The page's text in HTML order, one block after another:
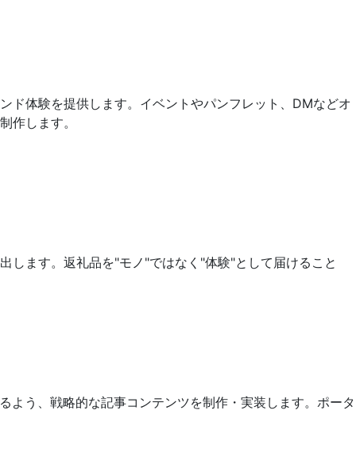
ド体験を提供します。イベントやパンフレット、DMなどオ
作します。
します。返礼品を"モノ"ではなく"体験"として届けること
よう、戦略的な記事コンテンツを制作・実装します。ポータ